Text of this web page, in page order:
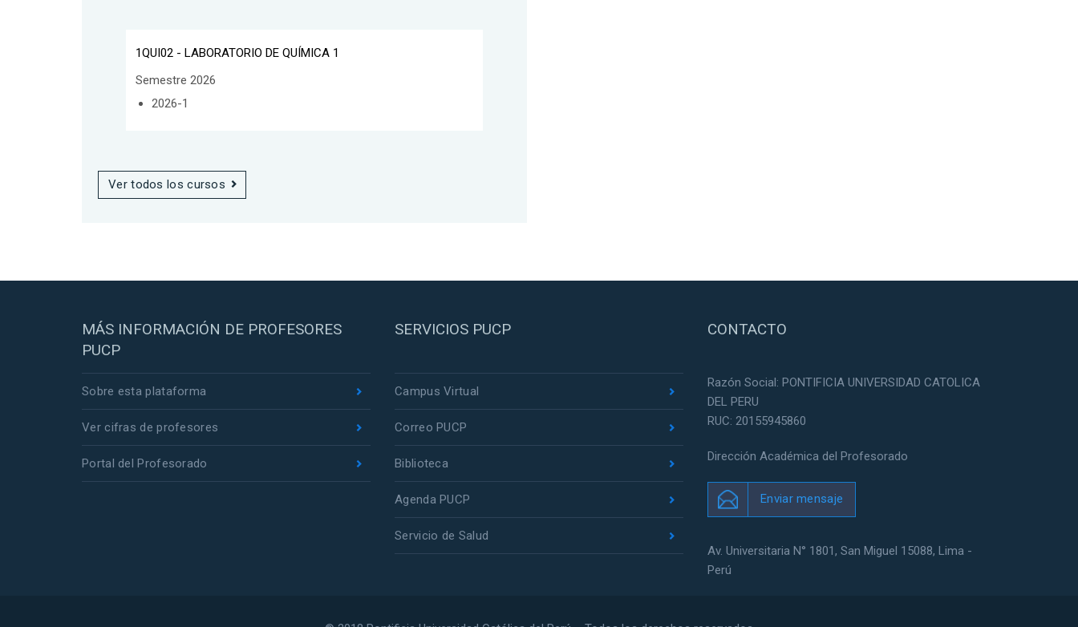
1QUI02 - LABORATORIO DE QUÍMICA 1
Semestre 2026
2026-1
Ver todos los cursos
MÁS INFORMACIÓN DE PROFESORES
PUCP
Sobre esta plataforma
Ver cifras de profesores
Portal del Profesorado
SERVICIOS PUCP
Campus Virtual
Correo PUCP
Biblioteca
Agenda PUCP
Servicio de Salud
CONTACTO
Razón Social: PONTIFICIA UNIVERSIDAD CATOLICA
DEL PERU
RUC: 20155945860
Dirección Académica del Profesorado
Enviar mensaje
Av. Universitaria N° 1801, San Miguel 15088, Lima -
Perú